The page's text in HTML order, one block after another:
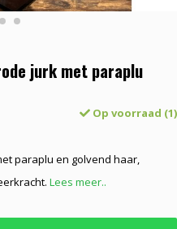
jurk met paraplu
Op voorraad (1)
paraplu en golvend haar,
Lees meer..